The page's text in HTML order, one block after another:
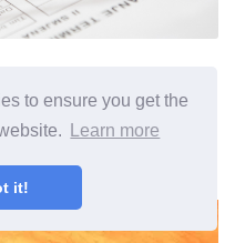
to ensure you get the
Learn more
it!